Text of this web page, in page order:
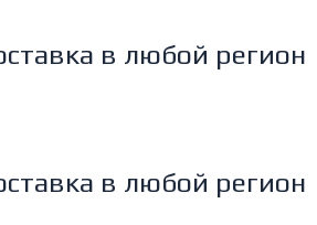
в любой регион
в любой регион